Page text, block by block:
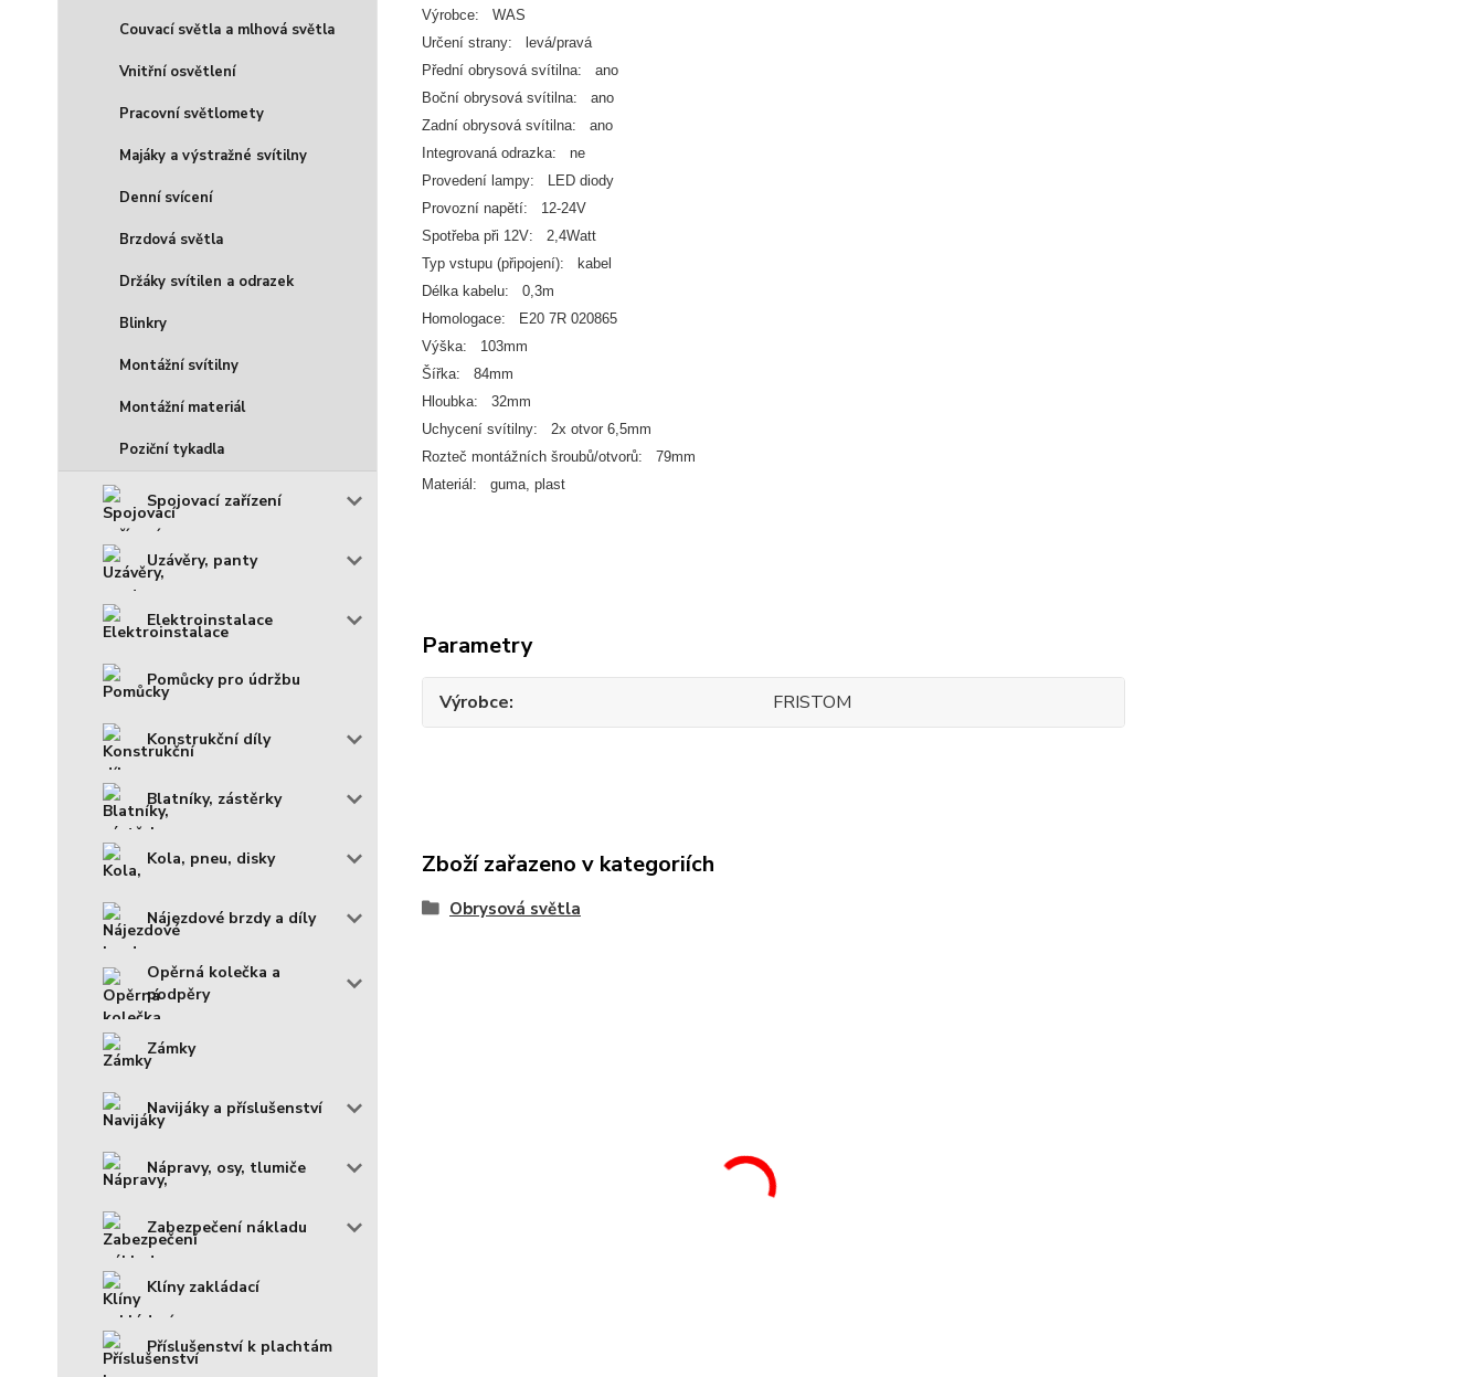
Couvací světla a mlhová světla
Vnitřní osvětlení
Pracovní světlomety
Majáky a výstražné svítilny
Denní svícení
Brzdová světla
Držáky svítilen a odrazek
Blinkry
Montážní svítilny
Montážní materiál
Poziční tykadla
Spojovací zařízení
Uzávěry, panty
Elektroinstalace
Pomůcky pro údržbu
Konstrukční díly
Blatníky, zástěrky
Kola, pneu, disky
Nájezdové brzdy a díly
Opěrná kolečka a
podpěry
Zámky
Navijáky a příslušenství
Nápravy, osy, tlumiče
Zabezpečení nákladu
Klíny zakládací
Příslušenství k plachtám
Výrobce: WAS
Určení strany: levá/pravá
Přední obrysová svítilna: ano
Boční obrysová svítilna: ano
Zadní obrysová svítilna: ano
Integrovaná odrazka: ne
Provedení lampy: LED diody
Provozní napětí: 12-24V
Spotřeba při 12V: 2,4Watt
Typ vstupu (připojení): kabel
Délka kabelu: 0,3m
Homologace: E20 7R 020865
Výška: 103mm
Šířka: 84mm
Hloubka: 32mm
Uchycení svítilny: 2x otvor 6,5mm
Rozteč montážních šroubů/otvorů: 79mm
Materiál: guma, plast
Parametry
Výrobce FRISTOM
Zboží zařazeno v kategoriích
Obrysová světla